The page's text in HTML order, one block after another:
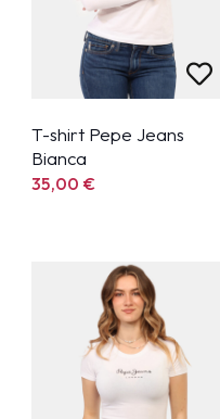
T-shirt Pepe Jeans
Bianca
35,00€